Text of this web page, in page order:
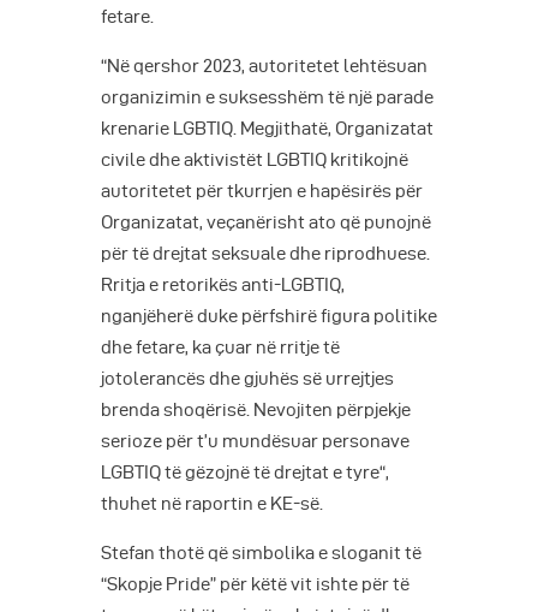
fetare.
“Në qershor 2023, autoritetet lehtësuan
organizimin e suksesshëm të një parade
krenarie LGBTIQ. Megjithatë, Organizatat
civile dhe aktivistët LGBTIQ kritikojnë
autoritetet për tkurrjen e hapësirës për
Organizatat, veçanërisht ato që punojnë
për të drejtat seksuale dhe riprodhuese.
Rritja e retorikës anti-LGBTIQ,
nganjëherë duke përfshirë figura politike
dhe fetare, ka çuar në rritje të
jotolerancës dhe gjuhës së urrejtjes
brenda shoqërisë. Nevojiten përpjekje
serioze për t’u mundësuar personave
LGBTIQ të gëzojnë të drejtat e tyre“,
thuhet në raportin e KE-së.
Stefan thotë që simbolika e sloganit të
“Skopje Pride” për këtë vit ishte për të